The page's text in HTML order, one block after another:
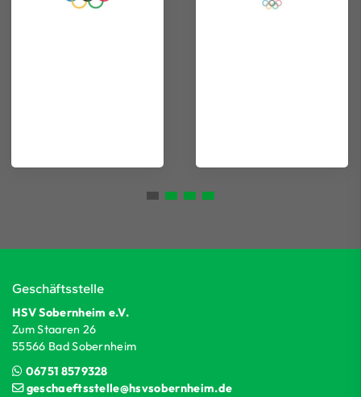
Geschäftsstelle
HSV Sobernheim e.V.
Zum Staaren 26
55566 Bad Sobernheim
06751 8579328
geschaeftsstelle@hsvsobernheim.de